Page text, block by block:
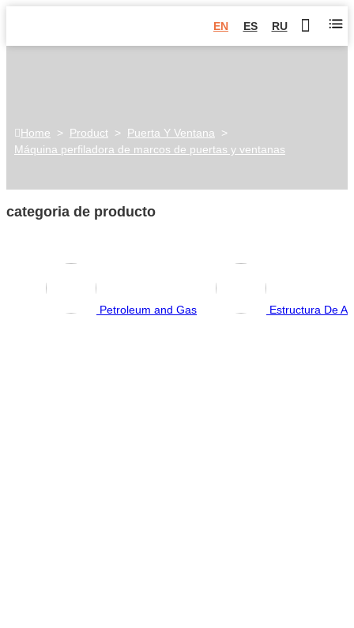
EN ES RU
Home > Product > Puerta Y Ventana >
Máquina perfiladora de marcos de puertas y ventanas
categoria de producto
Petroleum and Gas Estructura De